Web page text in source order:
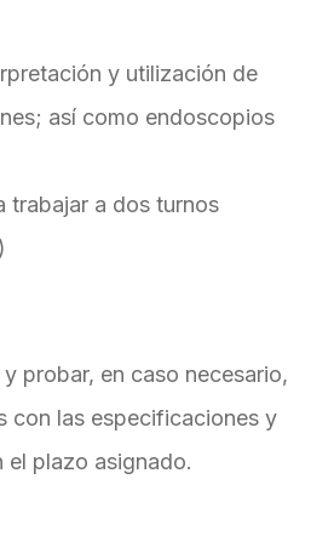
y utilización de
así como endoscopios
trabajar a dos turnos
probar, en caso necesario,
con las especificaciones y
el plazo asignado.